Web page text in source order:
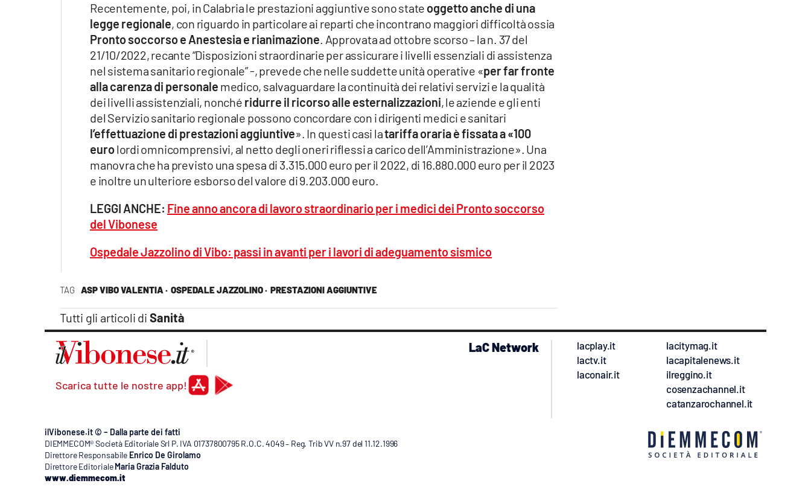
TAG ASP VIBO VALENTIA · OSPEDALE JAZZOLINO · PRESTAZIONI AGGIUNTIVE
Tutti gli articoli di Sanità
Recentemente, poi, in Calabria le prestazioni aggiuntive sono state oggetto anche di una
legge regionale, con riguardo in particolare ai reparti che incontrano maggiori difficoltà ossia
Pronto soccorso e Anestesia e rianimazione. Approvata ad ottobre scorso – la n. 37 del
21/10/2022, recante “Disposizioni straordinarie per assicurare i livelli essenziali di assistenza
nel sistema sanitario regionale” -, prevede che nelle suddette unità operative «per far fronte
alla carenza di personale medico, salvaguardare la continuità dei relativi servizi e la qualità
dei livelli assistenziali, nonché ridurre il ricorso alle esternalizzazioni, le aziende e gli enti
del Servizio sanitario regionale possono concordare con i dirigenti medici e sanitari
l’effettuazione di prestazioni aggiuntive». In questi casi latariffa oraria è fissata a «100
eurolordi omnicomprensivi, al netto degli oneri riflessi a carico dell’Amministrazione». Una
manovra che ha previsto una spesa di 3.315.000 euro per il 2022, di 16.880.000 euro per il 2023
e inoltre un ulteriore esborso del valore di 9.203.000 euro.
LEGGI ANCHE: Fine anno ancora di lavoro straordinario per i medici dei Pronto soccorso
del Vibonese
Ospedale Jazzolino di Vibo: passi in avanti per i lavori di adeguamento sismico
Scarica tutte le nostre app!
LaC Network
lacplay.it
lactv.it
laconair.it
lacitymag.it
lacapitalenews.it
ilreggino.it
cosenzachannel.it
catanzarochannel.it
ilVibonese.it © – Dalla parte dei fatti
DIEMMECOM® Società Editoriale Srl P. IVA 01737800795 R.O.C. 4049 – Reg. Trib VV n.97 del 11.12.1996
Direttore Responsabile Enrico De Girolamo
Direttore Editoriale Maria Grazia Falduto
www.diemmecom.it